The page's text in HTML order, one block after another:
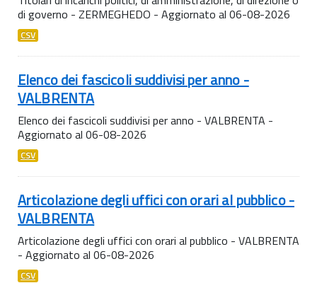
di governo - ZERMEGHEDO - Aggiornato al 06-08-2026
CSV
Elenco dei fascicoli suddivisi per anno -
VALBRENTA
Elenco dei fascicoli suddivisi per anno - VALBRENTA -
Aggiornato al 06-08-2026
CSV
Articolazione degli uffici con orari al pubblico -
VALBRENTA
Articolazione degli uffici con orari al pubblico - VALBRENTA
- Aggiornato al 06-08-2026
CSV